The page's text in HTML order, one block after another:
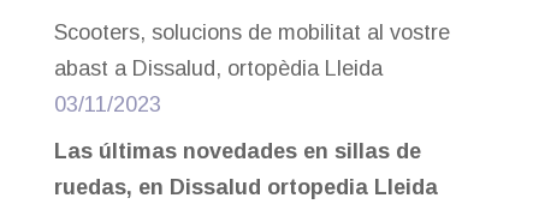
Scooters, solucions de mobilitat al vostre
abast a Dissalud, ortopèdia Lleida
03/11/2023
Las últimas novedades en sillas de
ruedas, en Dissalud ortopedia Lleida